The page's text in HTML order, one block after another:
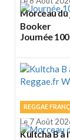
Morceau du
Booker
Journée
REGGAE
Le 7 Août
Kultcha B à